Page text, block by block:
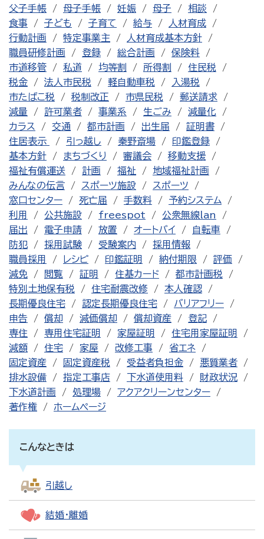
父子手帳
母子手帳 妊娠 母子
相談
食事
子ども 子育て 給与
人材育成
行動計画
特定事業主
人材育成基本方針
職員研修計画
登録 総合計画
保険料
市道移管
私道 均等割 所得割
住民税
税金
法人市民税 軽自動車税
入湯税
市たばこ税
税制改正 市県民税
郵送請求
減量
許可業者 事業系 生ごみ
減量化
カラス
交通 都市計画 出生届
証明書
住居表示
引っ越し 秦野斎場
印鑑登録
基本方針
まちづくり 審議会
移動支援
福祉有償運送
計画 福祉
地域福祉計画
みんなの伝言
スポーツ施設
スポーツ
窓口センター
死亡届 手数料
予約システム
利用
公共施設 freespot
公衆無線lan
届出
電子申請 放置 オートバイ
自転車
防犯
採用試験 受験案内
採用情報
職員採用
レシピ 印鑑証明 納付期限
評価
減免
閲覧 証明 住基カード
都市計画税
特別土地保有税
住宅耐震改修
本人確認
長期優良住宅
認定長期優良住宅
バリアフリー
申告
償却 減価償却 償却資産
登記
専住
専用住宅証明 家屋証明
住宅用家屋証明
減額
住宅 家屋 改修工事
省エネ
固定資産
固定資産税 受益者負担金
悪質業者
排水設備
指定工事店 下水道使用料
財政状況
下水道計画
処理場
アクアクリーンセンター
著作権
ホームページ
こんなときは
引越し
結婚・離婚